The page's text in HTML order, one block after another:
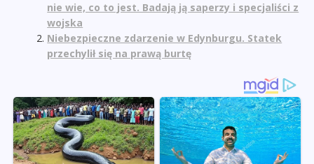
nie wie, co to jest. Badają ją saperzy i specjaliści z
wojska
Niebezpieczne zdarzenie w Edynburgu. Statek
przechylił się na prawą burtę